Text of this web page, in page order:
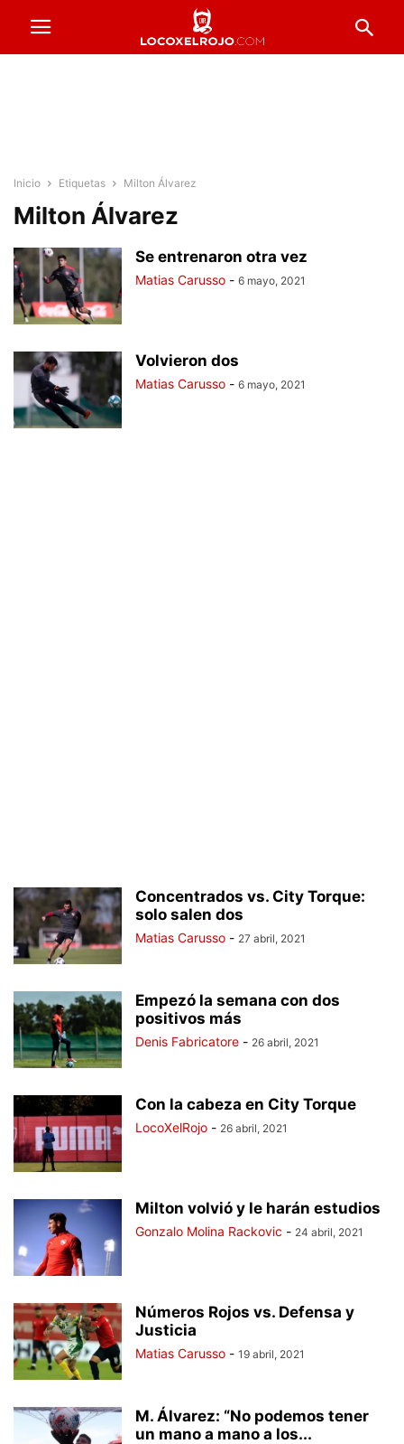
Inicio Etiquetas Milton Álvarez
Milton Álvarez
Se entrenaron otra vez
Matias Carusso - 6 mayo, 2021
Volvieron dos
Matias Carusso - 6 mayo, 2021
Concentrados vs. City Torque:
solo salen dos
Matias Carusso - 27 abril, 2021
Empezó la semana con dos
positivos más
Denis Fabricatore - 26 abril, 2021
Con la cabeza en City Torque
LocoXelRojo - 26 abril, 2021
Milton volvió y le harán estudios
Gonzalo Molina Rackovic - 24 abril, 2021
Números Rojos vs. Defensa y
Justicia
Matias Carusso - 19 abril, 2021
M. Álvarez: “No podemos tener
un mano a mano a los...